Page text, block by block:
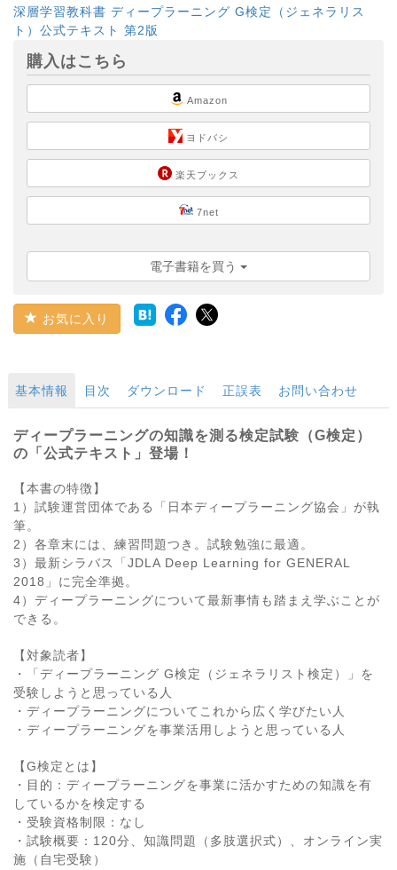
深層学習教科書 ディープラーニング G検定（ジェネラリス
ト）公式テキスト 第2版
購入はこちら
Amazon
ヨドバシ
楽天ブックス
7net
電子書籍を買う
お気に入り
基本情報 目次 ダウンロード 正誤表 お問い合わせ
ディープラーニングの知識を測る検定試験（G検定）
の「公式テキスト」登場！
【本書の特徴】
1）試験運営団体である「日本ディープラーニング協会」が執
筆。
2）各章末には、練習問題つき。試験勉強に最適。
3）最新シラバス「JDLA Deep Learning for GENERAL
2018」に完全準拠。
4）ディープラーニングについて最新事情も踏まえ学ぶことが
できる。
【対象読者】
・「ディープラーニング G検定（ジェネラリスト検定）」を
受験しようと思っている人
・ディープラーニングについてこれから広く学びたい人
・ディープラーニングを事業活用しようと思っている人
【G検定とは】
・目的：ディープラーニングを事業に活かすための知識を有
しているかを検定する
・受験資格制限：なし
・試験概要：120分、知識問題（多肢選択式）、オンライン実
施（自宅受験）